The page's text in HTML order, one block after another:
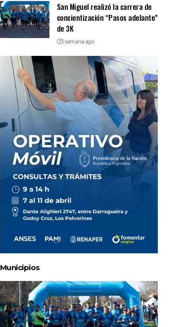
San Miguel realizó la carrera de
concientización “Pasos adelante”
de 3K
1 semana ago
Municipios